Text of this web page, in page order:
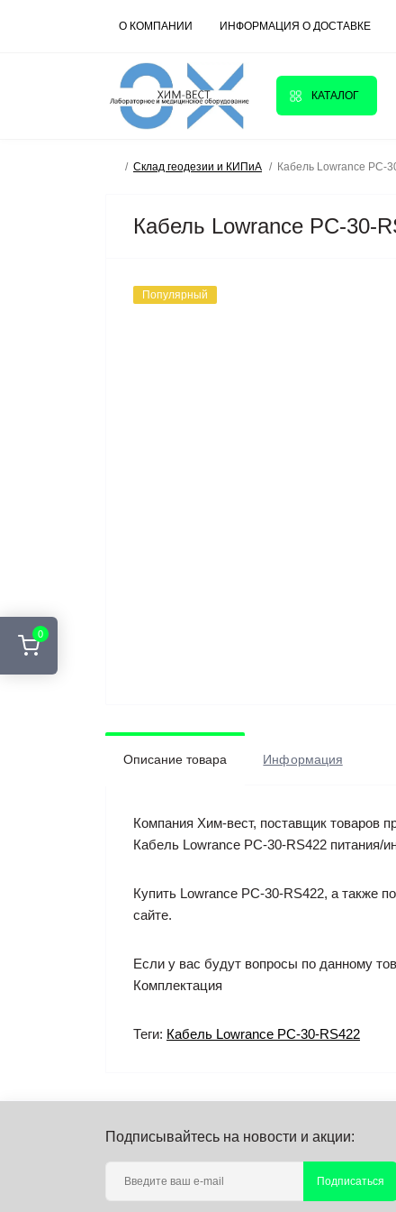
0
О КОМПАНИИ ИНФОРМАЦИЯ О ДОСТАВКЕ
КАТАЛОГ
Склад геодезии и КИПиА Кабель Lowrance PC-
Кабель Lowrance PC-30-
Популярный
Описание товара Информация
Компания Хим-вест, поставщик товаров
Кабель Lowrance PC-30-RS422
Купить Lowrance PC-30-RS422, а также
сайте.
Если у вас будут вопросы по данному
Комплектация
Теги: Кабель Lowrance PC-30-RS422
Подписывайтесь на новости и акции:
Подписаться